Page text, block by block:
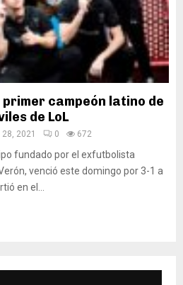
primer campeón latino de
de LoL
2021 0 672
fundado por el exfutbolista
venció este domingo por 3-1 a
en el...